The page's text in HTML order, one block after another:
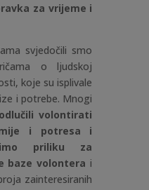
za vrijeme i
svjedočili smo
o ljudskoj
koje su isplivale
i potrebe. Mnogi
volontirati
i potresa i
priliku za
baze volontera i
zainteresiranih